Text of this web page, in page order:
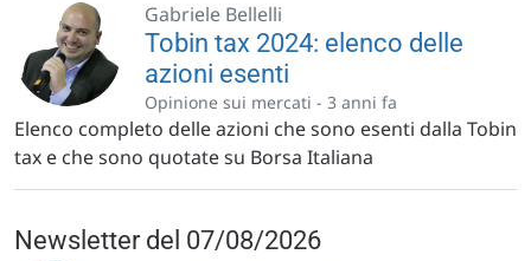
Gabriele Bellelli
Tobin tax 2024: elenco delle
azioni esenti
Opinione sui mercati - 3 anni fa
Elenco completo delle azioni che sono esenti dalla Tobin
tax e che sono quotate su Borsa Italiana
Newsletter del 07/08/2026